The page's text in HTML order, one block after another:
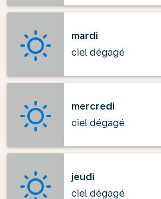
mardi
ciel dégagé
mercredi
ciel dégagé
jeudi
ciel dégagé